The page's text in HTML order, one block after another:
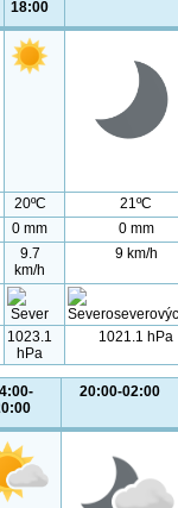
18:00
20ºC
21ºC
0 mm
0 mm
9.7
km/h
9 km/h
1023.1
hPa
1021.1 hPa
20:00-02:00